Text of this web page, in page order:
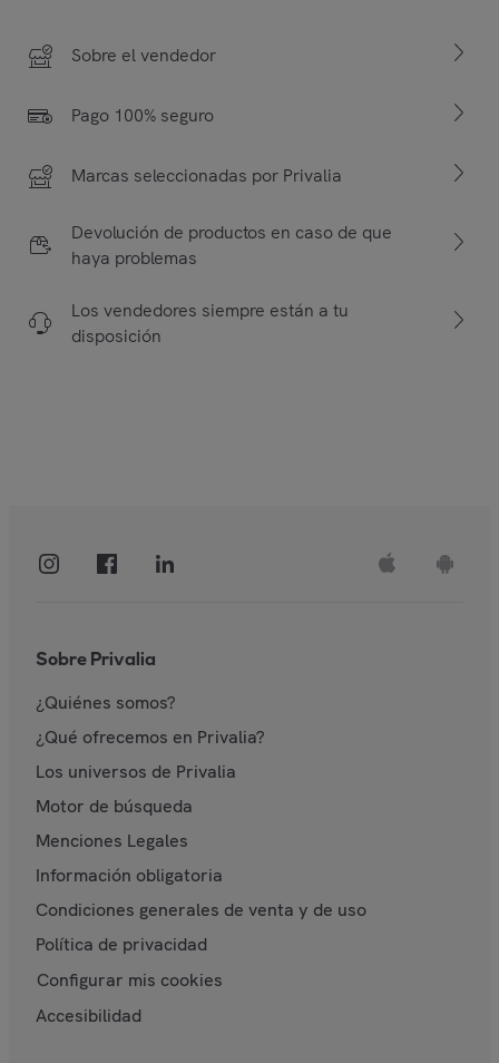
Sobre el vendedor
Pago 100% seguro
Marcas seleccionadas por Privalia
Devolución de productos en caso de que
haya problemas
Los vendedores siempre están a tu
disposición
Sobre Privalia
¿Quiénes somos?
¿Qué ofrecemos en Privalia?
Los universos de Privalia
Motor de búsqueda
Menciones Legales
Información obligatoria
Condiciones generales de venta y de uso
Política de privacidad
Configurar mis cookies
Accesibilidad